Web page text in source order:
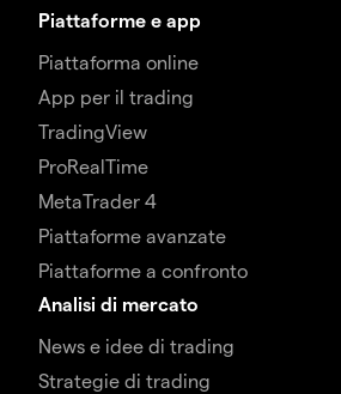
Piattaforme e app
Piattaforma online
App per il trading
TradingView
ProRealTime
MetaTrader 4
Piattaforme avanzate
Piattaforme a confronto
Analisi di mercato
News e idee di trading
Strategie di trading